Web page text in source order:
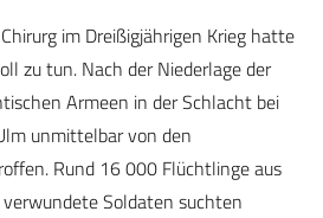
im Dreißigjährigen Krieg hatte
zu tun. Nach der Niederlage der
Armeen in der Schlacht bei
unmittelbar von den
Rund 16 000 Flüchtlinge aus
Soldaten suchten